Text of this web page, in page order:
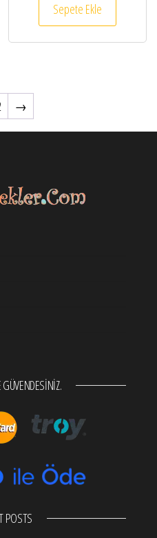
Sepete Ekle
→
POSTS